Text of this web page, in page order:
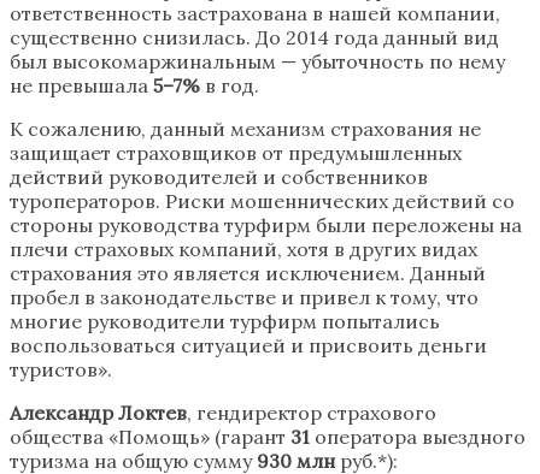
ответственность застрахована в нашей компании,
существенно снизилась. До 2014 года данный вид
был высокомаржинальным — убыточность по нему
не превышала 5–7% в год.
К сожалению, данный механизм страхования не
защищает страховщиков от предумышленных
действий руководителей и собственников
туроператоров. Риски мошеннических действий со
стороны руководства турфирм были переложены на
плечи страховых компаний, хотя в других видах
страхования это является исключением. Данный
пробел в законодательстве и привел к тому, что
многие руководители турфирм попытались
воспользоваться ситуацией и присвоить деньги
туристов».
Александр Локтев, гендиректор страхового
общества «Помощь» (гарант 31 оператора выездного
туризма на общую сумму 930 млнруб.*):